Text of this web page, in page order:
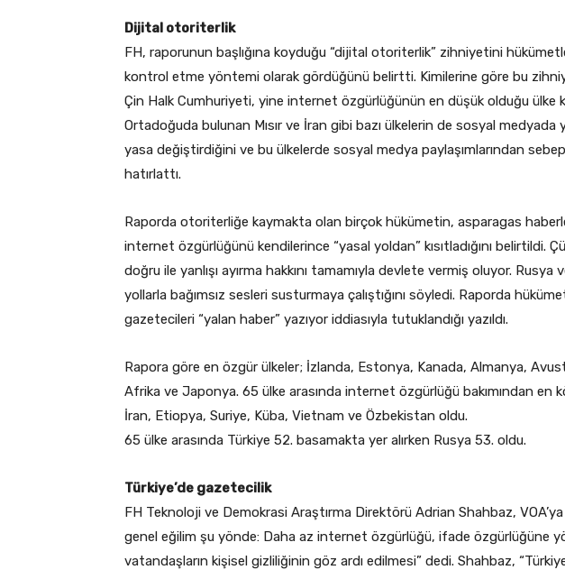
Dijital otoriterlik
FH, raporunun başlığına koyduğu “dijital otoriterlik” zihniyetini
kontrol etme yöntemi olarak gördüğünü belirtti. Kimilerine göre bu
Çin Halk Cumhuriyeti, yine internet özgürlüğünün en düşük olduğu ülke
Ortadoğuda bulunan Mısır ve İran gibi bazı ülkelerin de sosyal medyada
yasa değiştirdiğini ve bu ülkelerde sosyal medya paylaşımlarından
hatırlattı.
Raporda otoriterliğe kaymakta olan birçok hükümetin, asparagas
internet özgürlüğünü kendilerince “yasal yoldan” kısıtladığını belirtildi.
doğru ile yanlışı ayırma hakkını tamamıyla devlete vermiş oluyor. Rusya
yollarla bağımsız sesleri susturmaya çalıştığını söyledi. Raporda
gazetecileri “yalan haber” yazıyor iddiasıyla tutuklandığı yazıldı.
Rapora göre en özgür ülkeler; İzlanda, Estonya, Kanada, Almanya,
Afrika ve Japonya. 65 ülke arasında internet özgürlüğü bakımından en
İran, Etiopya, Suriye, Küba, Vietnam ve Özbekistan oldu.
65 ülke arasında Türkiye 52. basamakta yer alırken Rusya 53. oldu.
Türkiye’de gazetecilik
FH Teknoloji ve Demokrasi Araştırma Direktörü Adrian Shahbaz,
genel eğilim şu yönde: Daha az internet özgürlüğü, ifade özgürlüğüne
vatandaşların kişisel gizliliğinin göz ardı edilmesi” dedi. Shahbaz,